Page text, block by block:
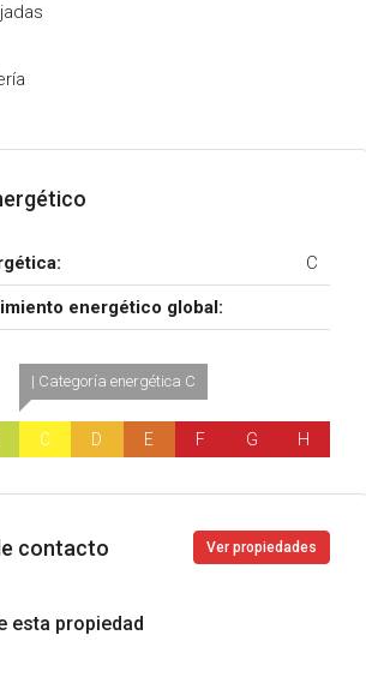
C
energético global:
| Categoría energética C
C D E F G H
contacto Ver propiedades
esta propiedad